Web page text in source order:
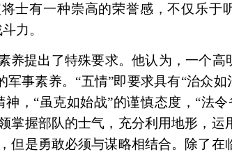
士有一种崇高的荣誉感，不仅乐于
力。
养提出了特殊要求。他认为，一个
军事素养。“五情”即要求具有“治众
神，“虽克如始战”的谨慎态度，“法
掌握部队的士气，充分利用地形，
但是勇敢必须与谋略相结合。除了